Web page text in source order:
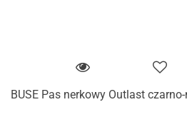
BUSE Pas nerkowy Outlast